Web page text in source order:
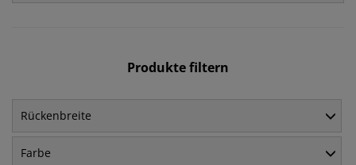
Produkte filtern
Rückenbreite
Farbe